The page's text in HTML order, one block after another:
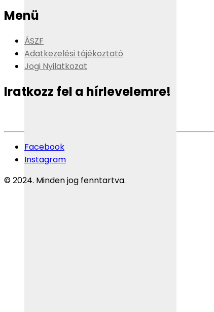
Menü
ÁSZF
Adatkezelési tájékoztató
Jogi Nyilatkozat
Iratkozz fel a hírlevelemre!
Facebook
Instagram
© 2024. Minden jog fenntartva.